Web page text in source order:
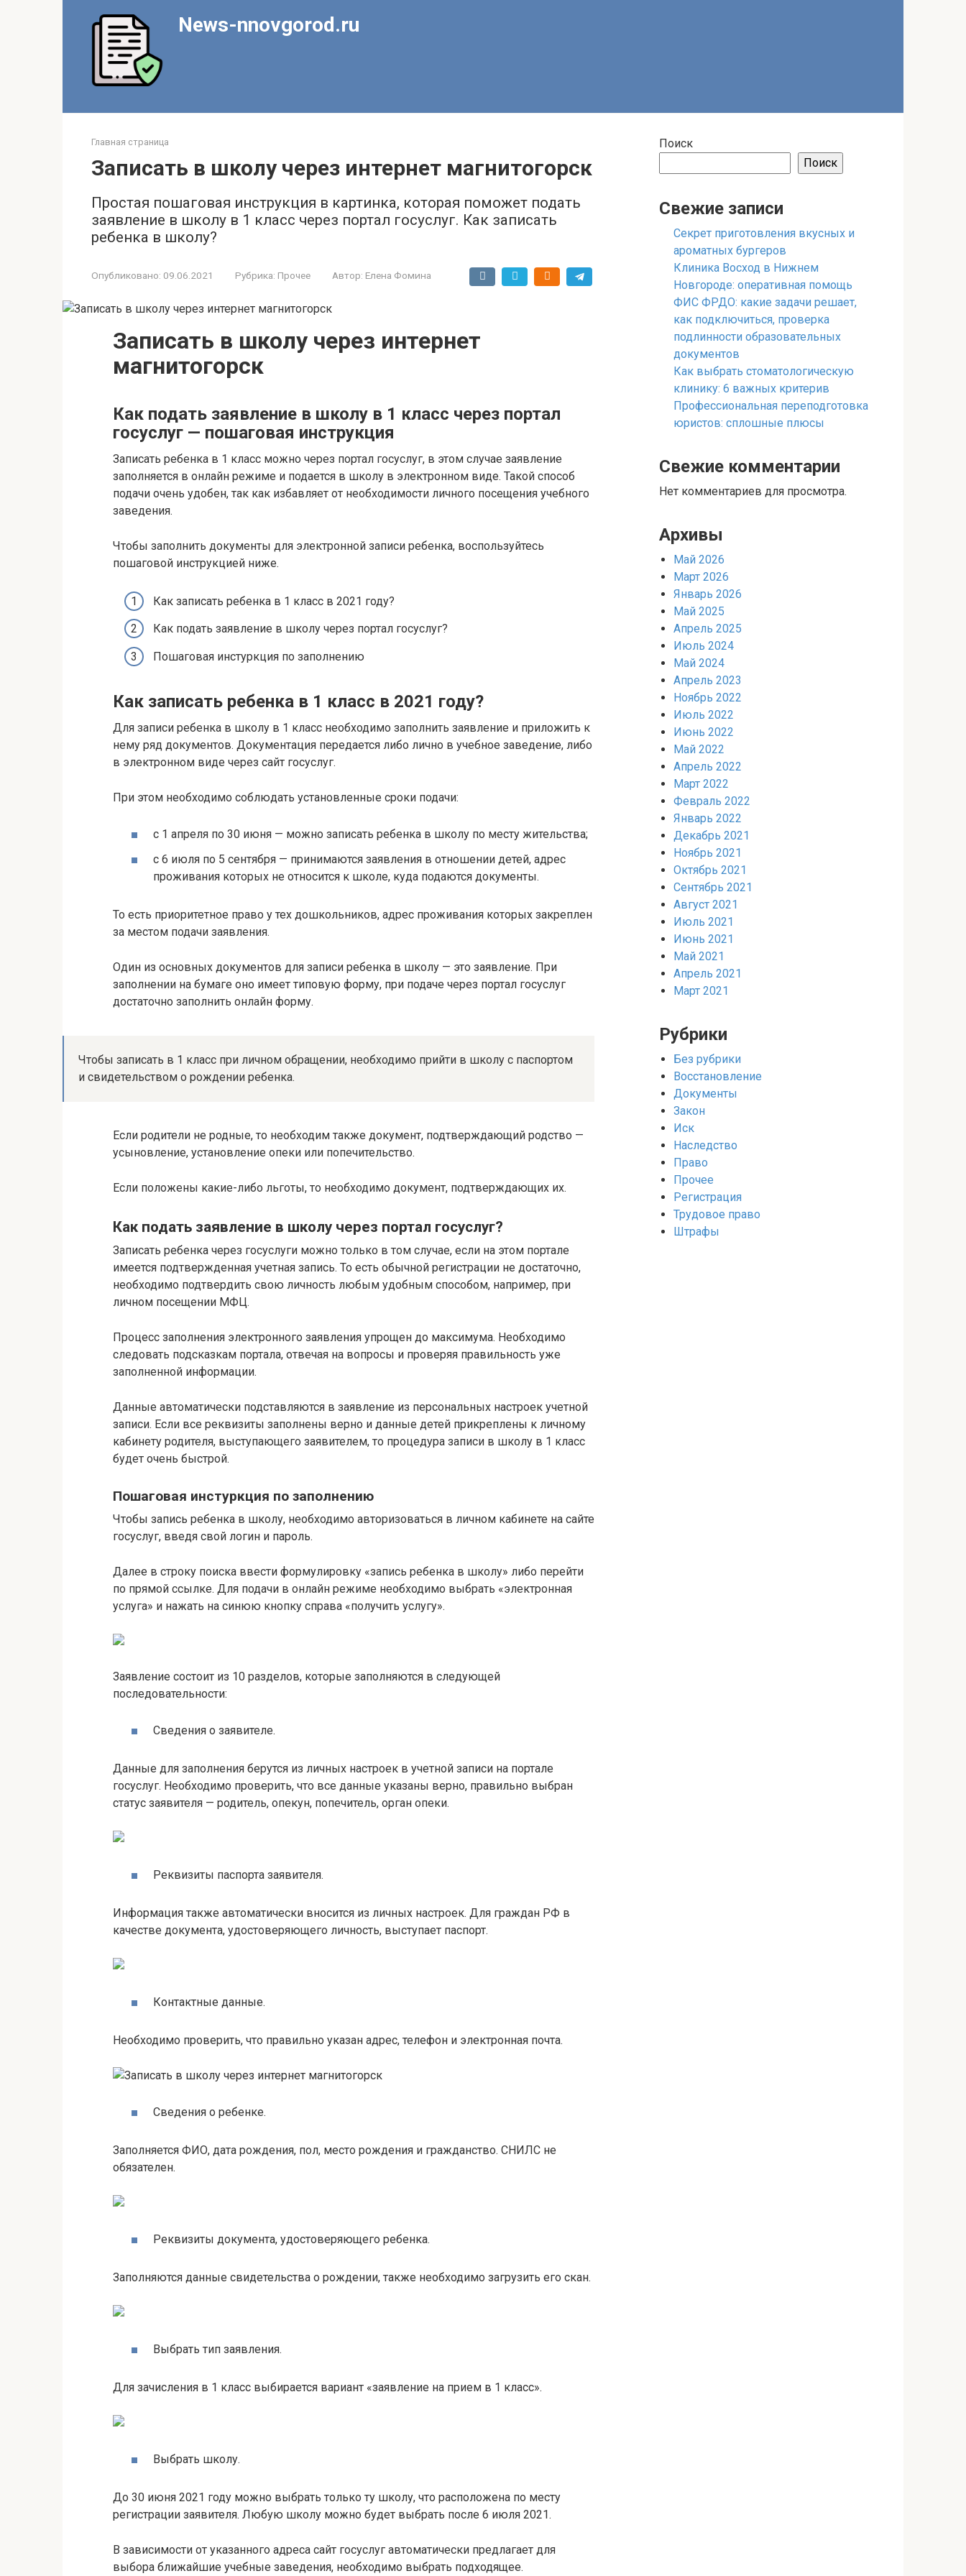
News-nnovgorod.ru
Главная страница
Записать в школу через интернет магнитогорск
Простая пошаговая инструкция в картинка, которая поможет подать
заявление в школу в 1 класс через портал госуслуг. Как записать
ребенка в школу?
Опубликовано: 09.06.2021 Рубрика: Прочее Автор: Елена Фомина
Записать в школу через интернет
магнитогорск
Как подать заявление в школу в 1 класс через портал
госуслуг — пошаговая инструкция
Записать ребенка в 1 класс можно через портал госуслуг, в этом случае заявление
заполняется в онлайн режиме и подается в школу в электронном виде. Такой способ
подачи очень удобен, так как избавляет от необходимости личного посещения учебного
заведения.
Чтобы заполнить документы для электронной записи ребенка, воспользуйтесь
пошаговой инструкцией ниже.
Как записать ребенка в 1 класс в 2021 году?
Как подать заявление в школу через портал госуслуг?
Пошаговая инстуркция по заполнению
Как записать ребенка в 1 класс в 2021 году?
Для записи ребенка в школу в 1 класс необходимо заполнить заявление и приложить к
нему ряд документов. Документация передается либо лично в учебное заведение, либо
в электронном виде через сайт госуслуг.
При этом необходимо соблюдать установленные сроки подачи:
с 1 апреля по 30 июня — можно записать ребенка в школу по месту жительства;
с 6 июля по 5 сентября — принимаются заявления в отношении детей, адрес
проживания которых не относится к школе, куда подаются документы.
То есть приоритетное право у тех дошкольников, адрес проживания которых закреплен
за местом подачи заявления.
Один из основных документов для записи ребенка в школу — это заявление. При
заполнении на бумаге оно имеет типовую форму, при подаче через портал госуслуг
достаточно заполнить онлайн форму.
Чтобы записать в 1 класс при личном обращении, необходимо прийти в школу с паспортом
и свидетельством о рождении ребенка.
Если родители не родные, то необходим также документ, подтверждающий родство —
усыновление, установление опеки или попечительство.
Если положены какие-либо льготы, то необходимо документ, подтверждающих их.
Как подать заявление в школу через портал госуслуг?
Записать ребенка через госуслуги можно только в том случае, если на этом портале
имеется подтвержденная учетная запись. То есть обычной регистрации не достаточно,
необходимо подтвердить свою личность любым удобным способом, например, при
личном посещении МФЦ.
Процесс заполнения электронного заявления упрощен до максимума. Необходимо
следовать подсказкам портала, отвечая на вопросы и проверяя правильность уже
заполненной информации.
Данные автоматически подставляются в заявление из персональных настроек учетной
записи. Если все реквизиты заполнены верно и данные детей прикреплены к личному
кабинету родителя, выступающего заявителем, то процедура записи в школу в 1 класс
будет очень быстрой.
Пошаговая инстуркция по заполнению
Чтобы запись ребенка в школу, необходимо авторизоваться в личном кабинете на сайте
госуслуг, введя свой логин и пароль.
Далее в строку поиска ввести формулировку «запись ребенка в школу» либо перейти
по прямой ссылке. Для подачи в онлайн режиме необходимо выбрать «электронная
услуга» и нажать на синюю кнопку справа «получить услугу».
Заявление состоит из 10 разделов, которые заполняются в следующей
последовательности:
Сведения о заявителе.
Данные для заполнения берутся из личных настроек в учетной записи на портале
госуслуг. Необходимо проверить, что все данные указаны верно, правильно выбран
статус заявителя — родитель, опекун, попечитель, орган опеки.
Реквизиты паспорта заявителя.
Информация также автоматически вносится из личных настроек. Для граждан РФ в
качестве документа, удостоверяющего личность, выступает паспорт.
Контактные данные.
Необходимо проверить, что правильно указан адрес, телефон и электронная почта.
Сведения о ребенке.
Заполняется ФИО, дата рождения, пол, место рождения и гражданство. СНИЛС не
обязателен.
Реквизиты документа, удостоверяющего ребенка.
Заполняются данные свидетельства о рождении, также необходимо загрузить его скан.
Выбрать тип заявления.
Для зачисления в 1 класс выбирается вариант «заявление на прием в 1 класс».
Выбрать школу.
До 30 июня 2021 году можно выбрать только ту школу, что расположена по месту
регистрации заявителя. Любую школу можно будет выбрать после 6 июля 2021.
В зависимости от указанного адреса сайт госуслуг автоматически предлагает для
выбора ближайшие учебные заведения, необходимо выбрать подходящее.
Поиск
Поиск
Свежие записи
Секрет приготовления вкусных и
ароматных бургеров
Клиника Восход в Нижнем
Новгороде: оперативная помощь
ФИС ФРДО: какие задачи решает,
как подключиться, проверка
подлинности образовательных
документов
Как выбрать стоматологическую
клинику: 6 важных критерив
Профессиональная переподготовка
юристов: сплошные плюсы
Свежие комментарии
Нет комментариев для просмотра.
Архивы
Май 2026
Март 2026
Январь 2026
Май 2025
Апрель 2025
Июль 2024
Май 2024
Апрель 2023
Ноябрь 2022
Июль 2022
Июнь 2022
Май 2022
Апрель 2022
Март 2022
Февраль 2022
Январь 2022
Декабрь 2021
Ноябрь 2021
Октябрь 2021
Сентябрь 2021
Август 2021
Июль 2021
Июнь 2021
Май 2021
Апрель 2021
Март 2021
Рубрики
Без рубрики
Восстановление
Документы
Закон
Иск
Наследство
Право
Прочее
Регистрация
Трудовое право
Штрафы